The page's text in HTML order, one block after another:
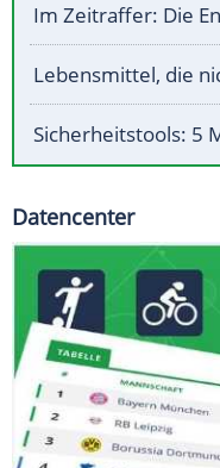
Im Zeitraffer: Die
Lebensmittel, die
Sicherheitstools: 5
Datencenter